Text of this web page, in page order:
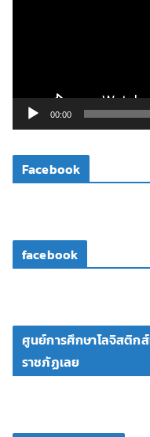
ดี
โ
00:00
Facebook
facebook
ศูนย์การศึกษาโลจิสติก
ราชภัฏเลย